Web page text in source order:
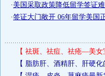
·美国采取政策降低留学签证
·签证大门敞开 06年留学美国
【 祛斑、祛痘、祛疮—美女
【 脂肪肝、酒精肝、肝硬化